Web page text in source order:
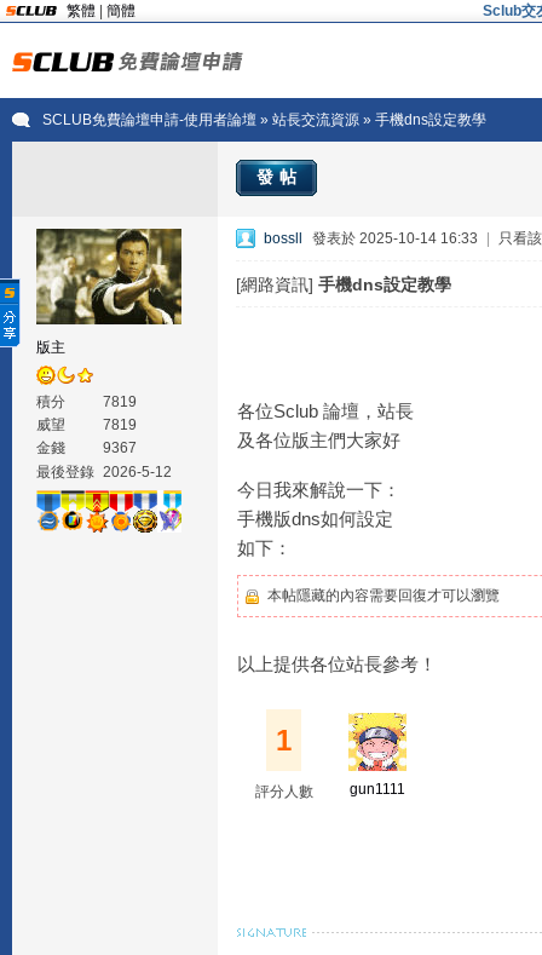
繁體 簡體 Sclub交
SCLUB免費論壇申請-使用者論壇» 站長交流資源» 手機dns設定教學
發帖
版主
積分
7819
威望
7819
金錢
9367
最後登錄 2026-5-12
bossll 發表於 2025-10-14 16:33 只看
[網路資訊] 手機dns設定教學
各位Sclub 論壇，站長
及各位版主們大家好
今日我來解說一下：
手機版dns如何設定
如下：
本帖隱藏的內容需要回復才可以瀏覽
以上提供各位站長參考！
1
評分人數 gun1111